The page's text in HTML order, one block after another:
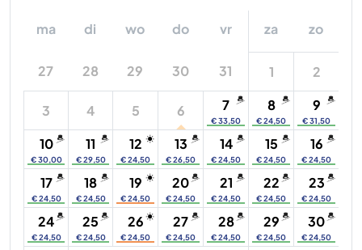
ma di wo do vr za zo
27 28 29 30 31 1 2
3 4 5 6 7
€ 33,50
8
€ 24,50
9
€ 31,50
10
€ 30,00
11
€ 29,50
12
€ 24,50
13
€ 26,50
14
€ 24,50
15
€ 24,50
16
€ 24,50
17
€ 24,50
18
€ 24,50
19
€ 24,50
20
€ 24,50
21
€ 24,50
22
€ 24,50
23
€ 24,50
24
€ 24,50
25
€ 24,50
26
€ 24,50
27
€ 24,50
28
€ 24,50
29
€ 24,50
30
€ 24,50